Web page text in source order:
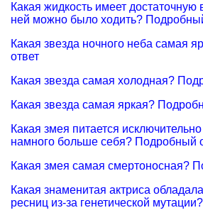
Какая жидкость имеет достаточную
ней можно было ходить?
Какая звезда ночного неба самая
ответ
Какая звезда самая холодная?
Какая звезда самая яркая?
Какая змея питается
намного больше себя? Подробный
Какая змея самая смертоносная?
Какая знаменитая актриса
ресниц из-за генетической